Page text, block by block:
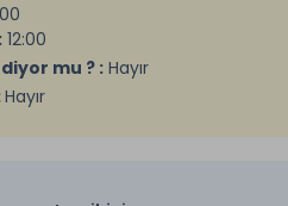
12:00
mu ? : Hayır
Hayır